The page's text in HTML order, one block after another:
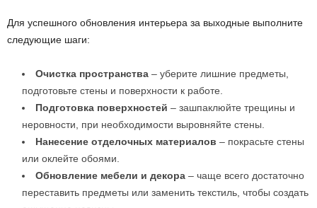
Для успешного обновления интерьера за выходные выполните
следующие шаги:
Очистка пространства – уберите лишние предметы,
подготовьте стены и поверхности к работе.
Подготовка поверхностей – зашпаклюйте трещины и
неровности, при необходимости выровняйте стены.
Нанесение отделочных материалов – покрасьте стены
или оклейте обоями.
Обновление мебели и декора – чаще всего достаточно
переставить предметы или заменить текстиль, чтобы создать